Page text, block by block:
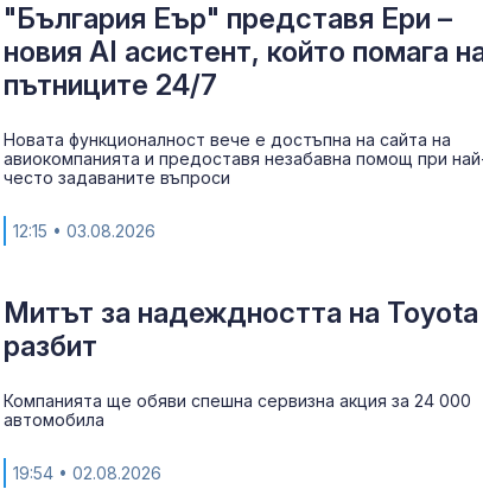
"България Еър" представя Ери –
новия AI асистент, който помага
пътниците 24/7
Новата функционалност вече е достъпна на сайта на
авиокомпанията и предоставя незабавна помощ при
често задаваните въпроси
12:15 • 03.08.2026
Митът за надеждността на Toyota
разбит
Компанията ще обяви спешна сервизна акция за 24 000
автомобила
19:54 • 02.08.2026